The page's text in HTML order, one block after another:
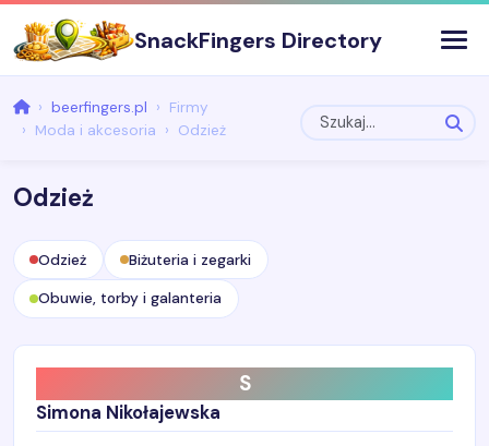
SnackFingers Directory
beerfingers.pl
Firmy
Moda i akcesoria
Odzież
Odzież
Odzież Biżuteria i zegarki
Obuwie, torby i galanteria
S
Simona Nikołajewska